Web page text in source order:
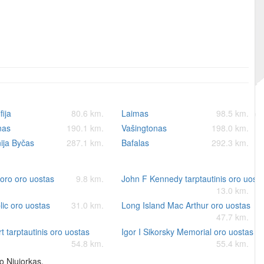
80.6 km. Laimas
98.5 km.
190.1 km. Vašingtonas
198.0 km.
Byčas
287.1 km. Bafalas 292.3 km.
oro uostas 9.8 km.
John F Kennedy tarptautinis oro
13.0 km.
oro uostas
31.0 km.
Long Island Mac Arthur oro uostas
47.7 km.
tarptautinis oro uostas
54.8 km.
Igor I Sikorsky Memorial oro uostas
55.4 km.
Niujorkas.